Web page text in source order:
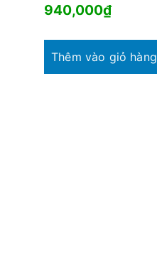
940,000₫
Thêm vào giỏ hàng